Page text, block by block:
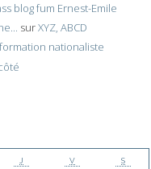
blog fum Ernest-Emile
surXYZ, ABCD
nationaliste
J V S